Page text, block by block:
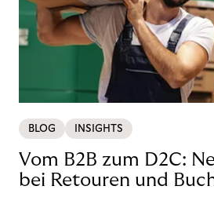
BLOG INSIGHTS
Vom B2B zum D2C:
bei Retouren und